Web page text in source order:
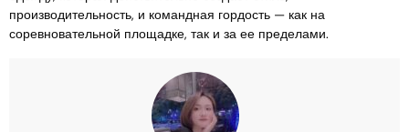
производительность, и командная гордость — как на
соревновательной площадке, так и за ее пределами.